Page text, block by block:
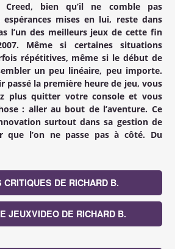
Creed, bien qu’il ne comble pas
mises en lui, reste dans
l’un des meilleurs jeux de cette fin
Même si certaines situations
répétitives, même si le début de
un peu linéaire, peu importe.
passé la première heure de jeu, vous
plus quitter votre console et vous
: aller au bout de l’aventure. Ce
surtout dans sa gestion de
que l’on ne passe pas à côté. Du
CRITIQUES DE RICHARD B.
JEUXVIDEO DE RICHARD B.